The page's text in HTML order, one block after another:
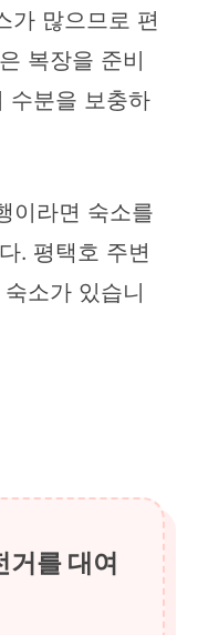
가 많으므로 편
복장을 준비
수분을 보충하
이라면 숙소를
. 평택호 주변
소가 있습니
거를 대여